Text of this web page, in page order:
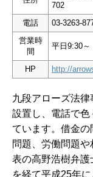
702
電話
03-3263-
営業時
間
平日9:30～
HP http://
九段アローズ法
設置し、電話で色
ています。借金の
問題、労働問題
表の高野浩樹弁
を経て平成25年